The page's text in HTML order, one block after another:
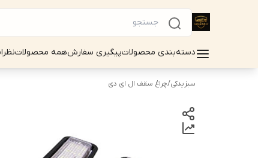
دسته‌بندی محصولاتپیگیری سفارشهمه محصولات
سبزیدکی/چراغ سقف ال ای دی